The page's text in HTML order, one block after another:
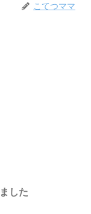
こてつママ
した